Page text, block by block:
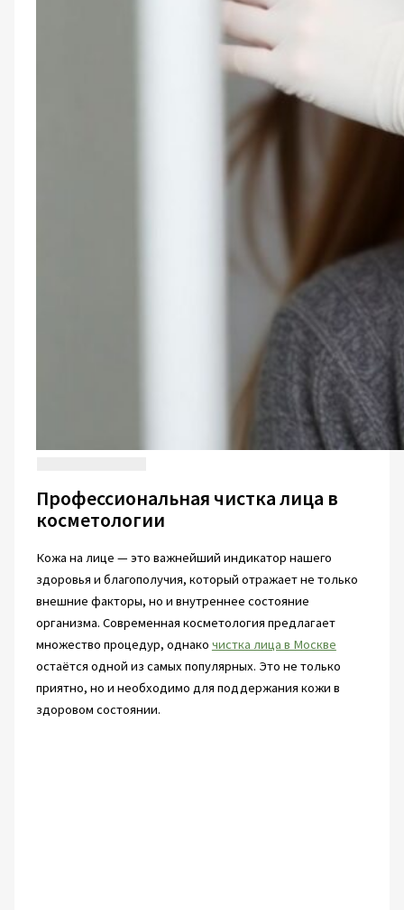
Профессиональная чистка лица в
косметологии
Кожа на лице — это важнейший индикатор нашего
здоровья и благополучия, который отражает не только
внешние факторы, но и внутреннее состояние
организма. Современная косметология предлагает
множество процедур, однако чистка лица в Москве
остаётся одной из самых популярных. Это не только
приятно, но и необходимо для поддержания кожи в
здоровом состоянии.